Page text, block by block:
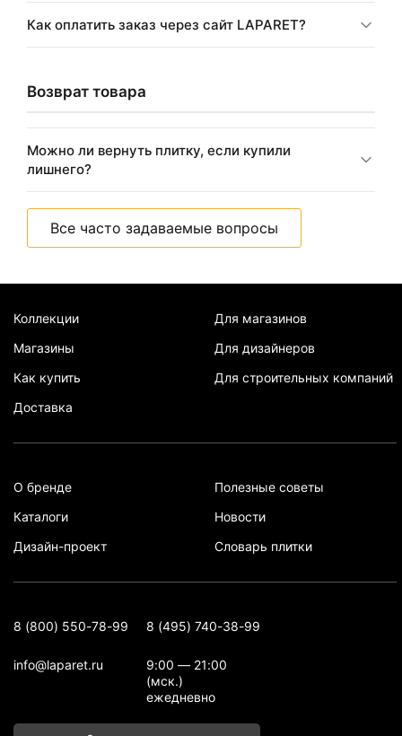
Как оплатить заказ через сайт LAPARET?
Возврат товара
Можно ли вернуть плитку, если купили
лишнего?
Все часто задаваемые вопросы
Коллекции
Магазины
Как купить
Доставка
Для магазинов
Для дизайнеров
Для строительных компаний
О бренде
Каталоги
Дизайн-проект
Полезные советы
Новости
Словарь плитки
8 (800) 550-78-99 8 (495) 740-38-99
info@laparet.ru
9:00 — 21:00
(мск.)
ежедневно